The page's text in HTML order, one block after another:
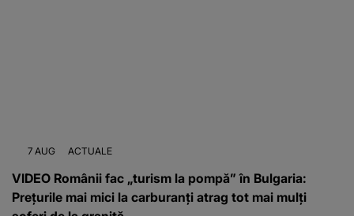
7 AUG ACTUALE
VIDEO Românii fac „turism la pompă” în Bulgaria:
Prețurile mai mici la carburanți atrag tot mai mulți